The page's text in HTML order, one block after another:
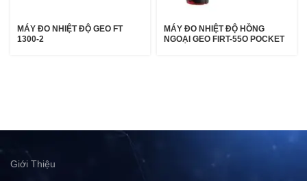
MÁY ĐO NHIỆT ĐỘ GEO FT
1300-2
MÁY ĐO NHIỆT ĐỘ HỒNG
NGOẠI GEO FIRT-55O POCKET
Giới Thiệu